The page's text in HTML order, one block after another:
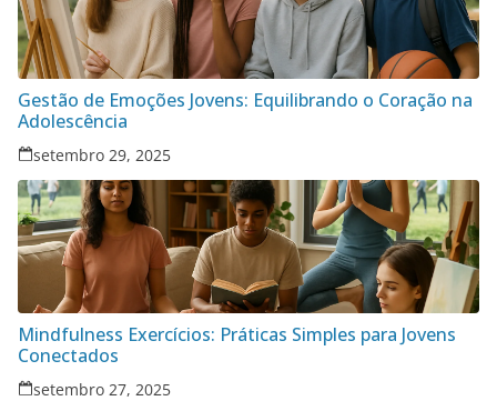
Gestão de Emoções Jovens: Equilibrando o Coração na
Adolescência
setembro 29, 2025
Mindfulness Exercícios: Práticas Simples para Jovens
Conectados
setembro 27, 2025